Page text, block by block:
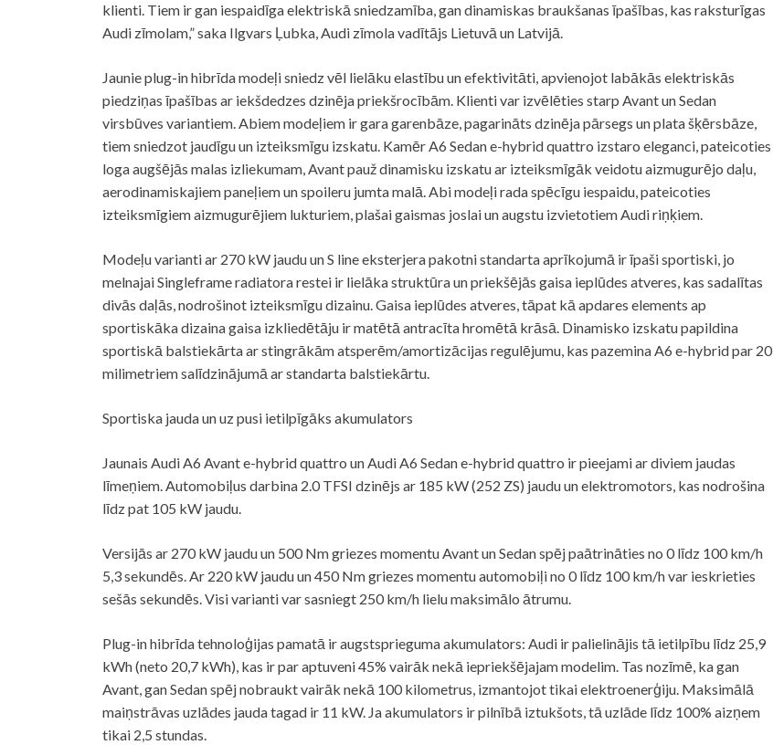
klienti. Tiem ir gan iespaidīga elektriskā sniedzamība, gan dinamiskas braukšanas īpašības, kas raksturīgas
Audi zīmolam,” saka Ilgvars Ļubka, Audi zīmola vadītājs Lietuvā un Latvijā.
Jaunie plug-in hibrīda modeļi sniedz vēl lielāku elastību un efektivitāti, apvienojot labākās elektriskās
piedziņas īpašības ar iekšdedzes dzinēja priekšrocībām. Klienti var izvēlēties starp Avant un Sedan
virsbūves variantiem. Abiem modeļiem ir gara garenbāze, pagarināts dzinēja pārsegs un plata šķērsbāze,
tiem sniedzot jaudīgu un izteiksmīgu izskatu. Kamēr A6 Sedan e-hybrid quattro izstaro eleganci, pateicoties
loga augšējās malas izliekumam, Avant pauž dinamisku izskatu ar izteiksmīgāk veidotu aizmugurējo daļu,
aerodinamiskajiem paneļiem un spoileru jumta malā. Abi modeļi rada spēcīgu iespaidu, pateicoties
izteiksmīgiem aizmugurējiem lukturiem, plašai gaismas joslai un augstu izvietotiem Audi riņķiem.
Modeļu varianti ar 270 kW jaudu un S line eksterjera pakotni standarta aprīkojumā ir īpaši sportiski, jo
melnajai Singleframe radiatora restei ir lielāka struktūra un priekšējās gaisa ieplūdes atveres, kas sadalītas
divās daļās, nodrošinot izteiksmīgu dizainu. Gaisa ieplūdes atveres, tāpat kā apdares elements ap
sportiskāka dizaina gaisa izkliedētāju ir matētā antracīta hromētā krāsā. Dinamisko izskatu papildina
sportiskā balstiekārta ar stingrākām atsperēm/amortizācijas regulējumu, kas pazemina A6 e-hybrid par 20
milimetriem salīdzinājumā ar standarta balstiekārtu.
Sportiska jauda un uz pusi ietilpīgāks akumulators
Jaunais Audi A6 Avant e-hybrid quattro un Audi A6 Sedan e-hybrid quattro ir pieejami ar diviem jaudas
līmeņiem. Automobiļus darbina 2.0 TFSI dzinējs ar 185 kW (252 ZS) jaudu un elektromotors, kas nodrošina
līdz pat 105 kW jaudu.
Versijās ar 270 kW jaudu un 500 Nm griezes momentu Avant un Sedan spēj paātrināties no 0 līdz 100 km/h
5,3 sekundēs. Ar 220 kW jaudu un 450 Nm griezes momentu automobiļi no 0 līdz 100 km/h var ieskrieties
sešās sekundēs. Visi varianti var sasniegt 250 km/h lielu maksimālo ātrumu.
Plug-in hibrīda tehnoloģijas pamatā ir augstsprieguma akumulators: Audi ir palielinājis tā ietilpību līdz 25,9
kWh (neto 20,7 kWh), kas ir par aptuveni 45% vairāk nekā iepriekšējajam modelim. Tas nozīmē, ka gan
Avant, gan Sedan spēj nobraukt vairāk nekā 100 kilometrus, izmantojot tikai elektroenerģiju. Maksimālā
maiņstrāvas uzlādes jauda tagad ir 11 kW. Ja akumulators ir pilnībā iztukšots, tā uzlāde līdz 100% aizņem
tikai 2,5 stundas.